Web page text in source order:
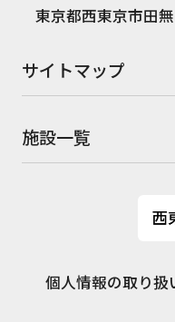
東京都西東京市田
サイトマップ
施設一覧
個人情報の取り扱